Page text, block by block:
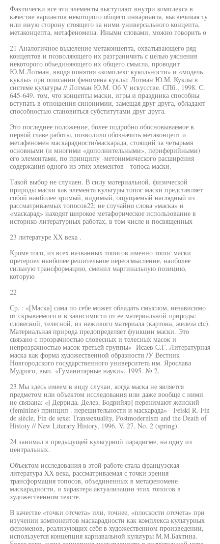
Фактически все эти элементы выступают внутри комплекса в
качестве вариантов некоторого общего инварианта, высвечивая ту
или иную сторону стоящего за ними универсального концепта,
метаконцепта, метафеномена. Иными словами, можно говорить о
21 Аналогичное выделение метаконцепта, охватывающего ряд
концептов и позволяющего их разграничить с целью уяснения
некоторого объединяющего их общего смысла, проводит
Ю.М.Лотман, вводя понятия «комплекс кукольности» и «модель
куклы» при описании феномена куклы: Лотман Ю.М. Куклы в
системе культуры // Лотман Ю.М. Об V искусстве. СПб., 1998. С.
645-649. том, что концепты маски, игры и праздника способны
вступать в отношения синонимии, замещая друг друга, обладают
способностью становиться субститутами друг друга.
Это последнее положение, более подробно обосновываемое в
первой главе работы, позволило обозначить метаконцепт и
метафеномен маскарадности/маскарада, стоящий за четырьмя
основными (и многими «дополнительными», периферийными)
его элементами, по принципу -метонимического расширения
содержания одного из этих элементов - топоса маски.
Такой выбор не случаен. В силу материальной, физической
природы маски как элемента культуры топос маски представляет
собой наиболее зримый, видимый, ощущаемый наглядный из
рассматриваемых топосов22; не случайно слова «маска» и
«маскарад» находят широкое метафорическое использование в
историко-литературных работах, в том числе и посвященных
23 литературе XX века .
Кроме того, из всех названных топосов именно топос маски
претерпел наиболее решительное переосмысление, наиболее
сильную трансформацию, сменил маргинальную позицию,
которую
22
Ср. : «[Маска] сама по себе может обладать смыслом, независимо
от скрываемого и в зависимости от ее материальной природы:
словесной, телесной, из неживого материала (картона, железа etc).
Материальная природа предопределяет функции маски. Это
связано с прозрачностью словесных и телесных масок и
непрозрачностью масок третьей группы» -Исаев С.Г. Литературная
маска как форма художественной образности /У Вестник
Новгородского государственного университета им. Ярослава
Мудрого, вып. «Гуманитарные науки». 1995. № 2.
23 Мы здесь имеем в виду случаи, когда маска не является
предметом или объектом исследования или даже вообще с ними
не связана: «j Деррида, Делез, Бодрийяр] перенимают женский
(feminine) принцип . нерешительности и маскарада» - Feiski R. Fin
de siècle, Fin de sexe: Transsexuality, Postmodernism and the Death of
Histoiy // New Literary History, 1996. V. 27. No. 2 (spring).
24 занимал в предыдущей культурной парадигме, на одну из
центральных.
Объектом исследования в этой работе стала французская
литература XX века, рассматриваемая с точки зрения
трансформация топосов, объединенных в метафеномене
маскарадности, и характера актуализации этих топосов в
художественном тексте.
В качестве «точки отсчета» или, точнее, «плоскости отсчета» при
изучении компонентов маскарадности как комплекса культурных
феноменов, реализующих себя в художественном произведении,
используется концепция карнавальной культуры М.М.Бахтина.